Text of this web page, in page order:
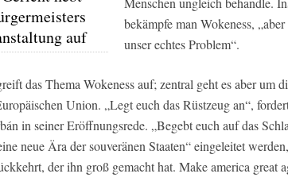
auf
bekämpfe man Wokeness,
unser echtes Problem“.
das Thema Wokeness auf; zentral geht es aber um
Union. „Legt euch das Rüstzeug an“,
in seiner Eröffnungsrede. „Begebt euch auf das
neue Ära der souveränen Staaten“ eingeleitet
der ihn groß gemacht hat. Make america great